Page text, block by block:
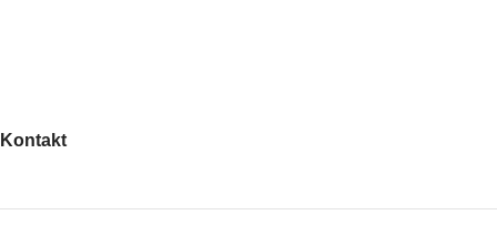
✅ Wind-Free™ hlajenje brez pihanja
Kontakt